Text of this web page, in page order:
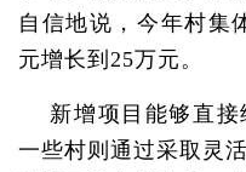
自信地说，今年村集
元增长到25万元。
新增项目能够直接
一些村则通过采取灵